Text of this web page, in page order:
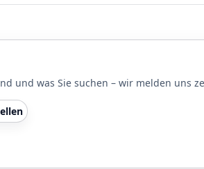
und was Sie suchen – wir melden uns